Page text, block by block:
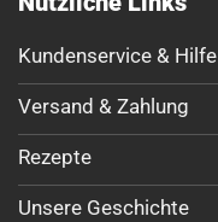
Kundenservice & Hilfe
Versand & Zahlung
Rezepte
Unsere Geschichte